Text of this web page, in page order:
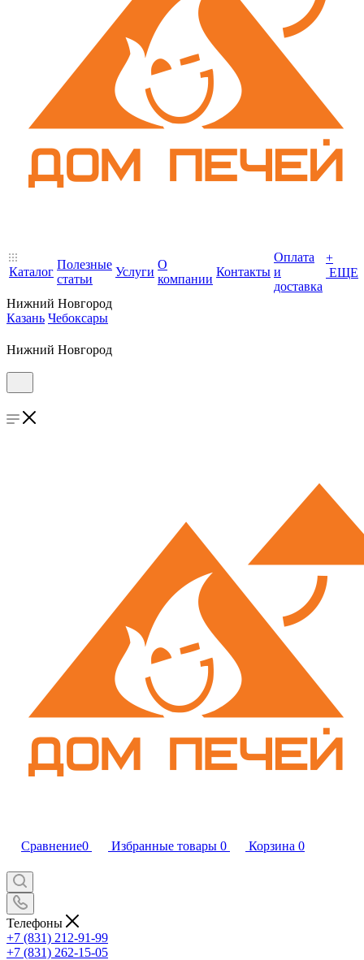
Каталог
Полезные
статьи
Услуги
О
компании
Контакты
Оплата
и
доставка
+
ЕЩЕ
Нижний Новгород
Казань Чебоксары
Нижний Новгород
Сравнение0 Избранные товары 0 Корзина 0
Телефоны
+7 (831) 212-91-99
+7 (831) 262-15-05